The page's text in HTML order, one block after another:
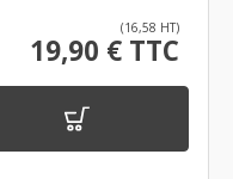
(16,58 HT)
19,90 € TTC